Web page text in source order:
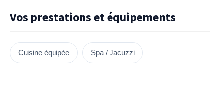
Vos prestations et équipements
Cuisine équipée Spa / Jacuzzi